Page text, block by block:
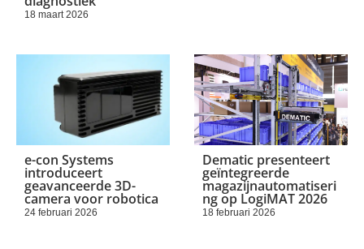
18 maart 2026
e-con Systems
introduceert
geavanceerde 3D-
camera voor robotica
24 februari 2026
Dematic presenteert
geïntegreerde
magazijnautomatiseri
ng op LogiMAT 2026
18 februari 2026